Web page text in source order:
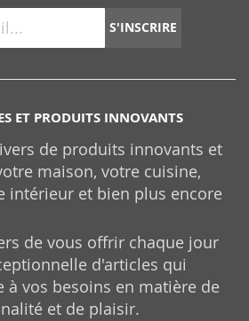
S'INSCRIRE
ET PRODUITS INNOVANTS
de produits innovants et
maison, votre cuisine,
intérieur et bien plus encore
de vous offrir chaque jour
d'articles qui
à vos besoins en matière de
et de plaisir.